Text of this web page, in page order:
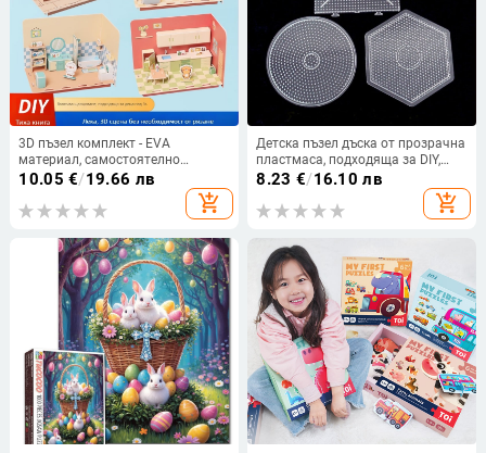
3D пъзел комплект - EVA
материал, самостоятелно
сглобяване, образователна
играчка за деца 4–6 години,
тегло 145 г
10.05 €/19.66 лв
add_shopping_cart
Детска пъзел дъска от прозрачна
пластмаса, подходяща за DIY,
образователна и устойчива на
високи температури, за възраст
7–14 години
8.23 €/16.10 лв
add_shopping_cart